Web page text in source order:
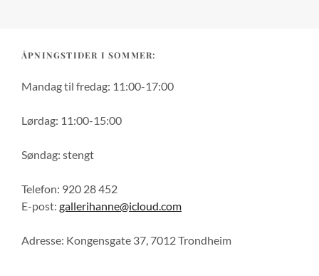
ÅPNINGSTIDER I SOMMER:
Mandag til fredag: 11:00-17:00
Lørdag: 11:00-15:00
Søndag: stengt
Telefon: 920 28 452
E-post: gallerihanne@icloud.com
Adresse: Kongensgate 37, 7012 Trondheim